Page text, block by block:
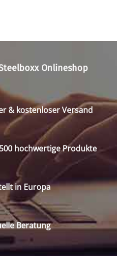
Onlineshop
& kostenloser Versand
hochwertige Produkte
in Europa
Beratung